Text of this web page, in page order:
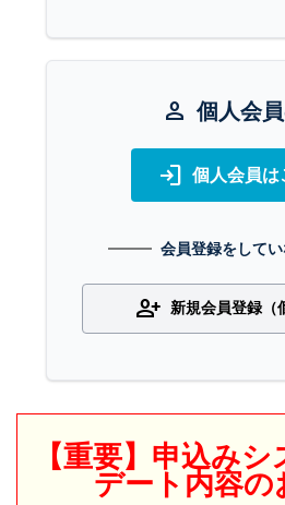
person 個人会
login 個人会員は
会員登録をして
person_add 新規会員登録（
【重要】申込み
デート内容の